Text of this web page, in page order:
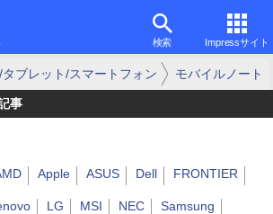
検索 Impressサイト
ブレット/スマートフォン モバイルノート
事
Apple ASUS Dell FRONTIER
LG MSI NEC Samsung